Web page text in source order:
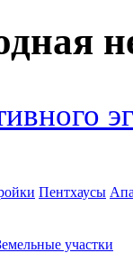
Пентхаусы
участки